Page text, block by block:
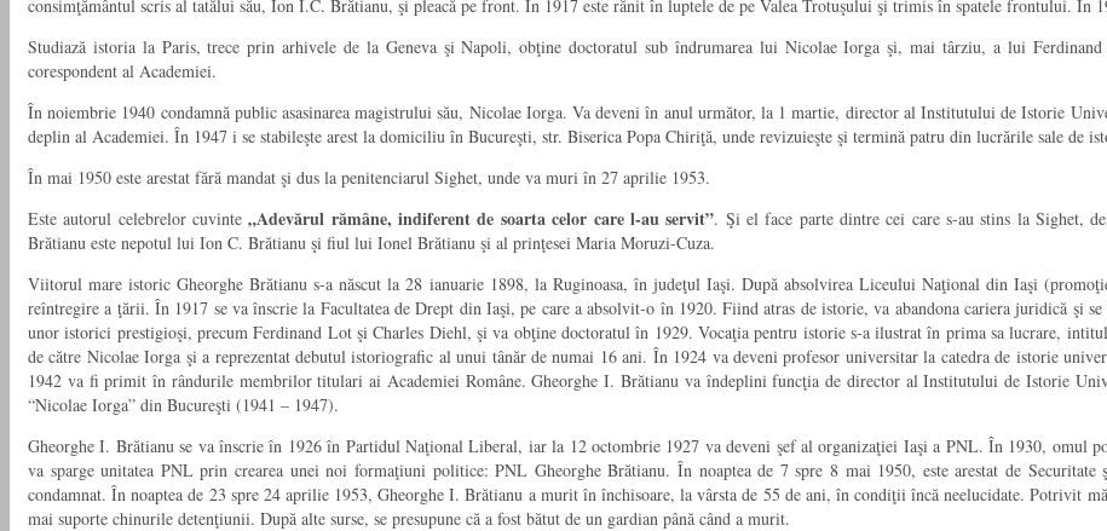
consimţământul scris al tatălui său, Ion I.C. Brătianu, şi pleacă pe front. În 1917 este rănit în luptele de pe Valea Trotuşului şi trimis în spatele frontului. În
Studiază istoria la Paris, trece prin arhivele de la Geneva şi Napoli, obţine doctoratul sub îndrumarea lui Nicolae Iorga şi, mai târziu, a lui
corespondent al Academiei.
În noiembrie 1940 condamnă public asasinarea magistrului său, Nicolae Iorga. Va deveni în anul următor, la 1 martie, director al Institutului de Istorie
deplin al Academiei. În 1947 i se stabileşte arest la domiciliu în Bucureşti, str. Biserica Popa Chiriţă, unde revizuieşte şi termină patru din lucrările sale de
În mai 1950 este arestat fără mandat şi dus la penitenciarul Sighet, unde va muri în 27 aprilie 1953.
Este autorul celebrelor cuvinte„Adevărul rămâne, indiferent de soarta celor care l-au servit”. Şi el face parte dintre cei care s-au stins la Sighet,
Brătianu este nepotul lui Ion C. Brătianu şi fiul lui Ionel Brătianu şi al prinţesei Maria Moruzi-Cuza.
Viitorul mare istoric Gheorghe Brătianu s-a născut la 28 ianuarie 1898, la Ruginoasa, în judeţul Iaşi. După absolvirea Liceului Naţional din Iaşi
reîntregire a ţării. În 1917 se va înscrie la Facultatea de Drept din Iaşi, pe care a absolvit-o în 1920. Fiind atras de istorie, va abandona cariera juridică şi
unor istorici prestigioşi, precum Ferdinand Lot şi Charles Diehl, şi va obţine doctoratul în 1929. Vocaţia pentru istorie s-a ilustrat în prima sa lucrare,
de către Nicolae Iorga şi a reprezentat debutul istoriografic al unui tânăr de numai 16 ani. În 1924 va deveni profesor universitar la catedra de istorie
1942 va fi primit în rândurile membrilor titulari ai Academiei Române. Gheorghe I. Brătianu va îndeplini funcţia de director al Institutului de Istorie
“Nicolae Iorga” din Bucureşti (1941 – 1947).
Gheorghe I. Brătianu se va înscrie în 1926 în Partidul Naţional Liberal, iar la 12 octombrie 1927 va deveni şef al organizaţiei Iaşi a PNL. În 1930, omul
va sparge unitatea PNL prin crearea unei noi formaţiuni politice: PNL Gheorghe Brătianu. În noaptea de 7 spre 8 mai 1950, este arestat de
condamnat. În noaptea de 23 spre 24 aprilie 1953, Gheorghe I. Brătianu a murit în închisoare, la vârsta de 55 de ani, în condiţii încă neelucidate. Potrivit
mai suporte chinurile detenţiunii. După alte surse, se presupune că a fost bătut de un gardian până când a murit.